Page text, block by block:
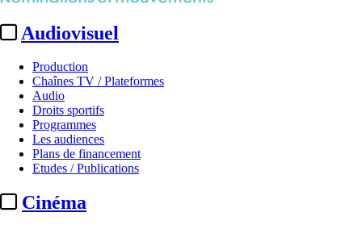
Audiovisuel
Production
Chaînes TV / Plateformes
Audio
Droits sportifs
Programmes
Les audiences
Plans de financement
Etudes / Publications
Cinéma